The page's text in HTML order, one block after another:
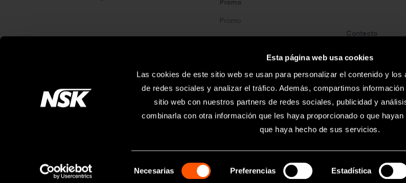
Esta página web usa cookies
Las cookies de este sitio web se usan para personalizar el contenido y los
de redes sociales y analizar el tráfico. Además, compartimos
sitio web con nuestros partners de redes sociales, publicidad y
combinarla con otra información que les haya proporcionado o que
que haya hecho de sus servicios.
Selección
Necesarias Preferencias Estadística
Promo
Promo
Contacto